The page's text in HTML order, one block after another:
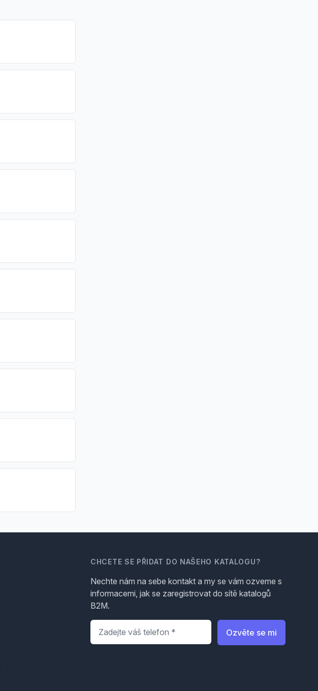
CHCETE SE PŘIDAT DO NAŠEHO KATALOGU?
Nechte nám na sebe kontakt a my se vám ozveme s
informacemi, jak se zaregistrovat do sítě katalogů
B2M.
Telefon
Ozvěte se mi